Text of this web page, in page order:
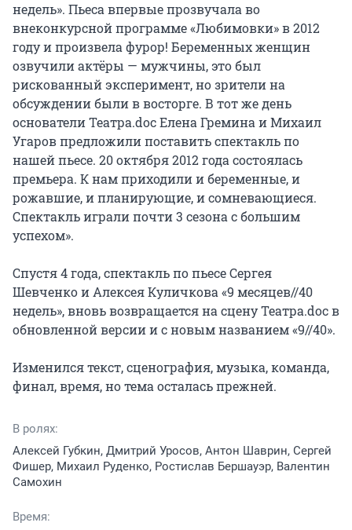
недель». Пьеса впервые прозвучала во
внеконкурсной программе «Любимовки» в 2012
году и произвела фурор! Беременных женщин
озвучили актёры — мужчины, это был
рискованный эксперимент, но зрители на
обсуждении были в восторге. В тот же день
основатели Театра.doc Елена Гремина и Михаил
Угаров предложили поставить спектакль по
нашей пьесе. 20 октября 2012 года состоялась
премьера. К нам приходили и беременные, и
рожавшие, и планирующие, и сомневающиеся.
Спектакль играли почти 3 сезона с большим
успехом».
Спустя 4 года, спектакль по пьесе Сергея
Шевченко и Алексея Куличкова «9 месяцев//40
недель», вновь возвращается на сцену Театра.doc в
обновленной версии и с новым названием «9//40».
Изменился текст, сценография, музыка, команда,
финал, время, но тема осталась прежней.
В ролях:
Алексей Губкин, Дмитрий Уросов, Антон Шаврин, Сергей
Фишер, Михаил Руденко, Ростислав Бершауэр, Валентин
Самохин
Время: